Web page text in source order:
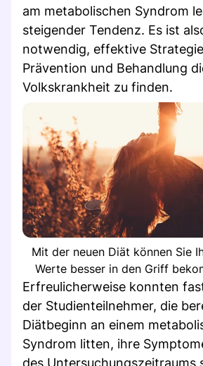
am metabolischen Syndrom
steigender Tendenz. Es ist
notwendig, effektive
Prävention und Behandlung
Volkskrankheit zu finden.
Mit der neuen Diät können Sie
Werte besser in den Griff
Erfreulicherweise konnten
der Studienteilnehmer, die
Diätbeginn an einem
Syndrom litten, ihre
des Untersuchungszeitraums